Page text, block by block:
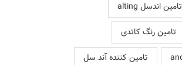
تامین اندسل alting
تامین رنگ کاتدی
تامین کننده آند سل